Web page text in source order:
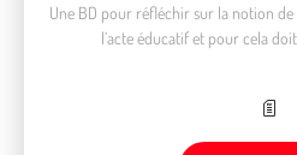
Une BD pour réfléchir sur la notion
l’acte éducatif et pour cela